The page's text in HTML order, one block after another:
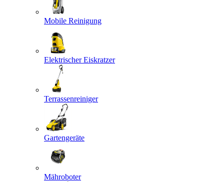
Mobile Reinigung
Elektrischer Eiskratzer
Terrassenreiniger
Gartengeräte
Mähroboter